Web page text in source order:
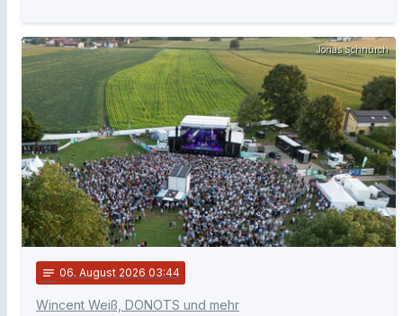
Jonas Schnürch
notes 06. August 2026 03:44
Wincent Weiß, DONOTS und mehr